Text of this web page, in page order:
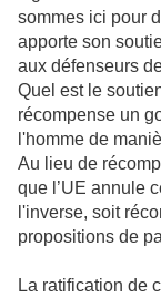
sommes ici pour
apporte son
aux défenseurs
Quel est le
récompense un
l'homme de
Au lieu de
que l’UE annule
l'inverse, soit
propositions de
La ratification de